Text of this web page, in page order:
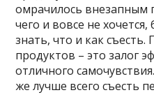
омрачилось внезапным
чего и вовсе не
знать, что и как
продуктов – это залог
отличного
же лучше всего съесть